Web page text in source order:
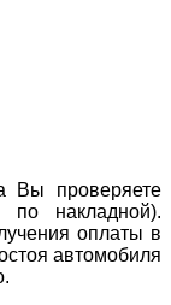
Вы проверяете
по накладной).
оплаты в
автомобиля